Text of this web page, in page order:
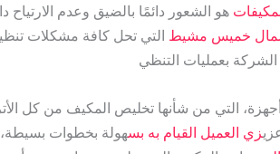
هو الشعور دائمًا بالضيق وعدم الارتياح
خميس مشيط التي تحل كافة مشكلات
بعمليات التنظي
التي من شأنها تخليص المكيف من كل
زي العميل القيام به بسهولة بخطوات بسيطة،